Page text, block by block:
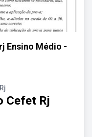
Ensino Médio -
Cefet Rj